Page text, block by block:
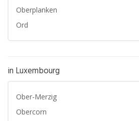
Oberplanken
Ord
in Luxembourg
Ober-Merzig
Obercorn